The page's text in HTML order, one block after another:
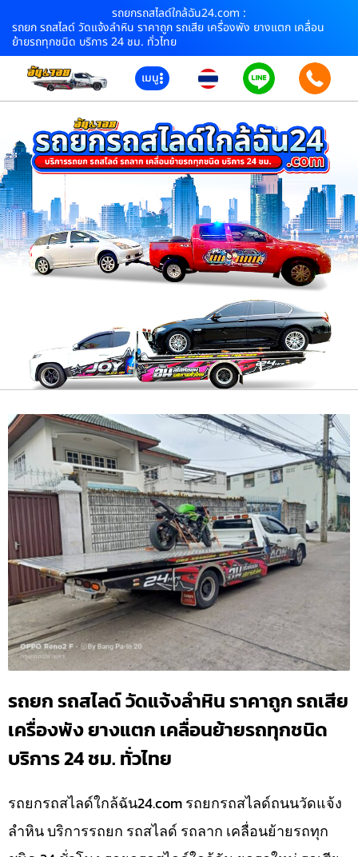
รถยกรถสไลด์ใกล้ฉัน24.com :
รถยก รถสไลด์ วัดแจ้งลำหิน ราคาถูก รถเสีย เครื่องพัง ยางแตก เคลื่อน
ย้ายรถทุกชนิด บริการ 24 ชม. ทั่วไทย
เมนู
รถยก รถสไลด์ วัดแจ้งลำหิน ราคาถูก รถเสีย
เครื่องพัง ยางแตก เคลื่อนย้ายรถทุกชนิด
บริการ 24 ชม. ทั่วไทย
รถยกรถสไลด์ใกล้ฉัน24.com รถยกรถสไลด์ถนนวัดแจ้ง
ลำหิน บริการรถยก รถสไลด์ รถลาก เคลื่อนย้ายรถทุก